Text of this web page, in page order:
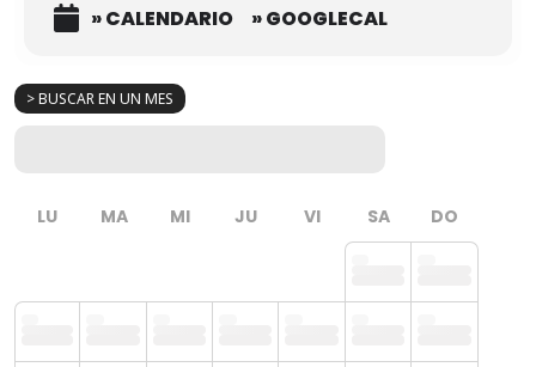
> BUSCAR EN UN MES
LU MA MI JU VI SA DO
» CALENDARIO » GOOGLECAL